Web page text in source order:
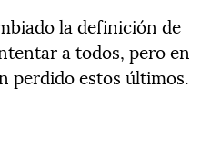
la definición de
a todos, pero en
perdido estos últimos.